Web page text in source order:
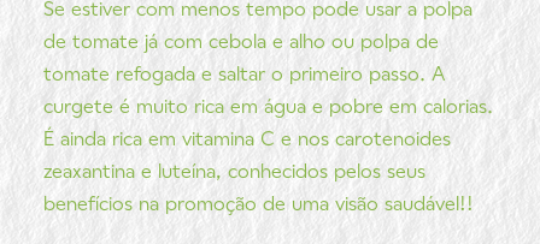
Se estiver com menos tempo pode usar a polpa
de tomate já com cebola e alho ou polpa de
tomate refogada e saltar o primeiro passo. A
curgete é muito rica em água e pobre em calorias.
É ainda rica em vitamina C e nos carotenoides
zeaxantina e luteína, conhecidos pelos seus
benefícios na promoção de uma visão saudável!!